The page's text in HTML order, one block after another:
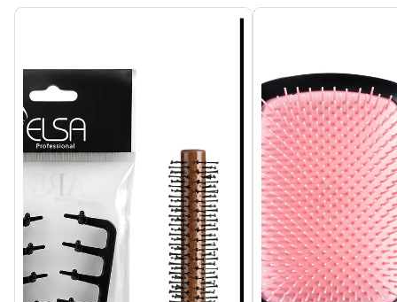
Professional Mucizevi Tarak ve
Professional Ultra Tangler